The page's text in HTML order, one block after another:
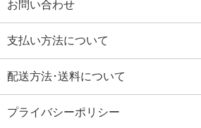
お問い合わせ
支払い方法について
配送方法･送料について
プライバシーポリシー